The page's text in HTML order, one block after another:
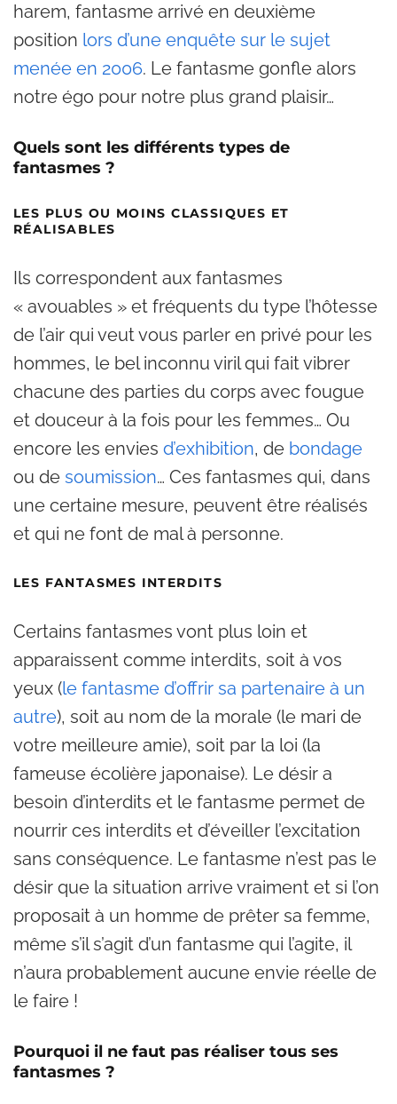
harem, fantasme arrivé en deuxième
position lors d’une enquête sur le sujet
menée en 2006. Le fantasme gonfle alors
notre égo pour notre plus grand plaisir…
Quels sont les différents types de
fantasmes ?
LES PLUS OU MOINS CLASSIQUES ET
RÉALISABLES
Ils correspondent aux fantasmes
« avouables » et fréquents du type l’hôtesse
de l’air qui veut vous parler en privé pour les
hommes, le bel inconnu viril qui fait vibrer
chacune des parties du corps avec fougue
et douceur à la fois pour les femmes… Ou
encore les envies d’exhibition, de bondage
ou de soumission… Ces fantasmes qui, dans
une certaine mesure, peuvent être réalisés
et qui ne font de mal à personne.
LES FANTASMES INTERDITS
Certains fantasmes vont plus loin et
apparaissent comme interdits, soit à vos
yeux (le fantasme d’offrir sa partenaire à un
autre), soit au nom de la morale (le mari de
votre meilleure amie), soit par la loi (la
fameuse écolière japonaise). Le désir a
besoin d’interdits et le fantasme permet de
nourrir ces interdits et d’éveiller l’excitation
sans conséquence. Le fantasme n’est pas le
désir que la situation arrive vraiment et si l’on
proposait à un homme de prêter sa femme,
même s’il s’agit d’un fantasme qui l’agite, il
n’aura probablement aucune envie réelle de
le faire !
Pourquoi il ne faut pas réaliser tous ses
fantasmes ?